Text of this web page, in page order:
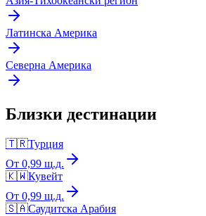
Латинска Америка
Северна Америка
Близки дестинации
🇹🇷Турция
От 0,99 щ.д.
🇰🇼Кувейт
От 0,99 щ.д.
🇸🇦Саудитска Арабия